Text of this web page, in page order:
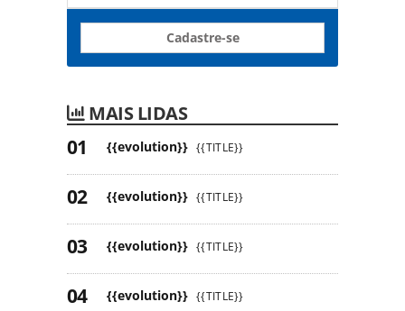
Cadastre-se
MAIS LIDAS
{{evolution}} {{TITLE}}
{{evolution}} {{TITLE}}
{{evolution}} {{TITLE}}
{{evolution}} {{TITLE}}